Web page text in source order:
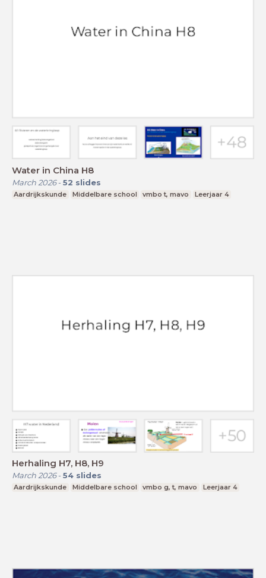
Water in China H8
March 2026- 52 slides
Aardrijkskunde Middelbare school vmbo t, mavo Leerjaar 4
Herhaling H7, H8, H9
March 2026- 54 slides
Aardrijkskunde Middelbare school vmbo g, t, mavo Leerjaar 4